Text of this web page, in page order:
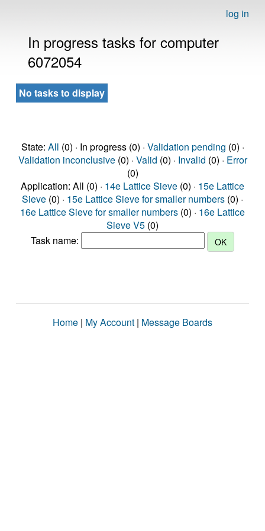
log in
In progress tasks for computer
6072054
No tasks to display
State: All (0) · In progress (0) · Validation pending (0) ·
Validation inconclusive(0) · Valid (0) · Invalid (0) · Error
(0)
Application: All (0) · 14e Lattice Sieve (0) · 15e Lattice
Sieve (0) · 15e Lattice Sieve for smaller numbers (0) ·
16e Lattice Sieve for smaller numbers (0) · 16e Lattice
Sieve V5 (0)
Task name:
Home | My Account | Message Boards